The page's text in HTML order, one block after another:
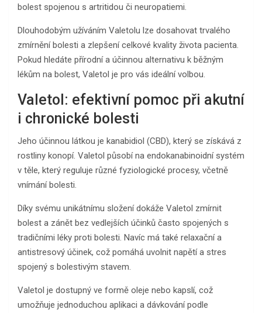
bolest spojenou s artritidou či neuropatiemi.
Dlouhodobým užíváním Valetolu lze dosahovat trvalého
zmírnění bolesti a zlepšení celkové kvality života pacienta.
Pokud hledáte přírodní a účinnou alternativu k běžným
lékům na bolest, Valetol je pro vás ideální volbou.
Valetol: efektivní pomoc při akutní
i chronické bolesti
Jeho účinnou látkou je kanabidiol (CBD), který se získává z
rostliny konopí. Valetol působí na endokanabinoidní systém
v těle, který reguluje různé fyziologické procesy, včetně
vnímání bolesti.
Díky svému unikátnímu složení dokáže Valetol zmírnit
bolest a zánět bez vedlejších účinků často spojených s
tradičními léky proti bolesti. Navíc má také relaxační a
antistresový účinek, což pomáhá uvolnit napětí a stres
spojený s bolestivým stavem.
Valetol je dostupný ve formě oleje nebo kapslí, což
umožňuje jednoduchou aplikaci a dávkování podle